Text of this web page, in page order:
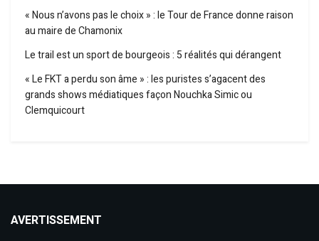
« Nous n’avons pas le choix » : le Tour de France donne raison
au maire de Chamonix
Le trail est un sport de bourgeois : 5 réalités qui dérangent
« Le FKT a perdu son âme » : les puristes s’agacent des
grands shows médiatiques façon Nouchka Simic ou
Clemquicourt
AVERTISSEMENT